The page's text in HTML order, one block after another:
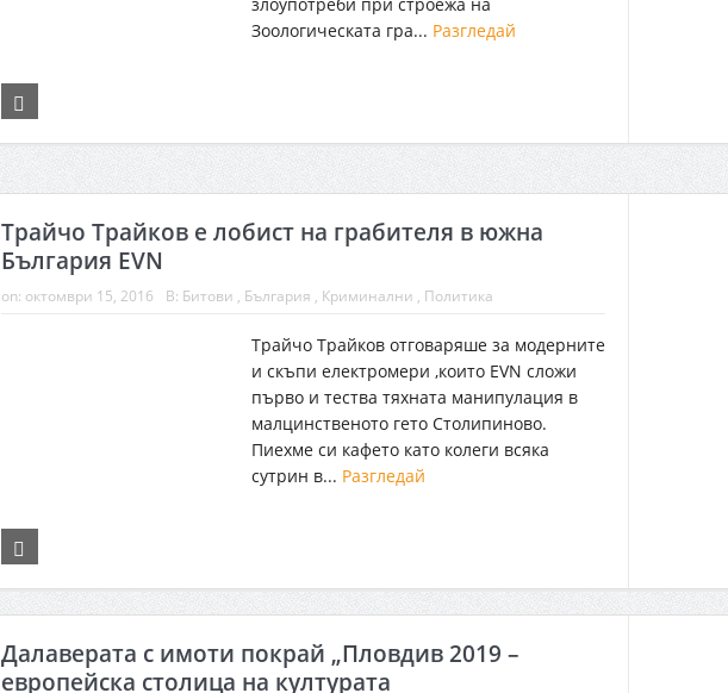
Зоологическата гра... Разгледай
Трайчо Трайков е лобист на грабителя в южна
България EVN
on: октомври 15, 2016 В: Битови , България , Криминални , Политика
Трайчо Трайков отговаряше за модерните
и скъпи електромери ,които EVN сложи
първо и тества тяхната манипулация в
малцинственото гето Столипиново.
Пиехме си кафето като колеги всяка
сутрин в... Разгледай
Далаверата с имоти покрай „Пловдив 2019 –
европейска столица на културата